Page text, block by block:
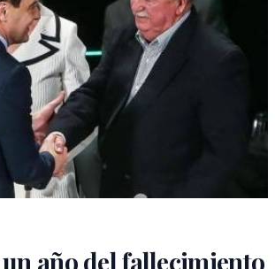
un año del fallecimiento